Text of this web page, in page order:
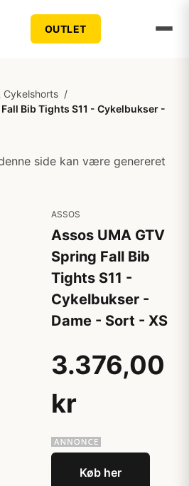
OUTLET
Cykelshorts /
Bib Tights S11 - Cykelbukser -
side kan være genereret
ASSOS
Assos UMA GTV
Spring Fall Bib
Tights S11 -
Cykelbukser -
Dame - Sort - XS
3.376,00
kr
Køb her